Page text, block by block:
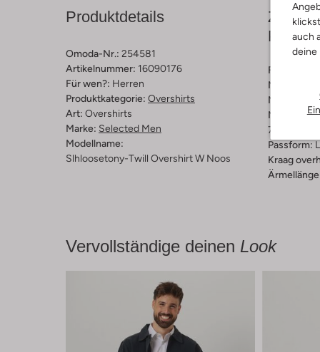
auch
deine
Produktdetails
Omoda-Nr.: 254581
Artikelnummer: 16090176
Für wen?: Herren
Produktkategorie: Overshirts
Art: Overshirts
Marke: Selected Men
Modellname:
Slhloosetony-Twill Overshirt W Noos
Farbe :
Muster:
Material:
70%
Passform:
Kraag
Vervollständige deinen Look